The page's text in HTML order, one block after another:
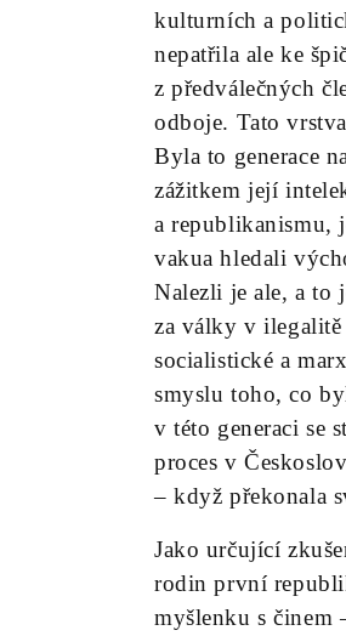
kulturních a
nepatřila ale ke
z předválečných
odboje. Tato
Byla to generace
zážitkem její
a republikanismu,
vakua hledali
Nalezli je ale, a to
za války v
socialistické a
smyslu toho, co
v této generaci se
proces v
– když překonala
Jako určující
rodin první
myšlenku s činem